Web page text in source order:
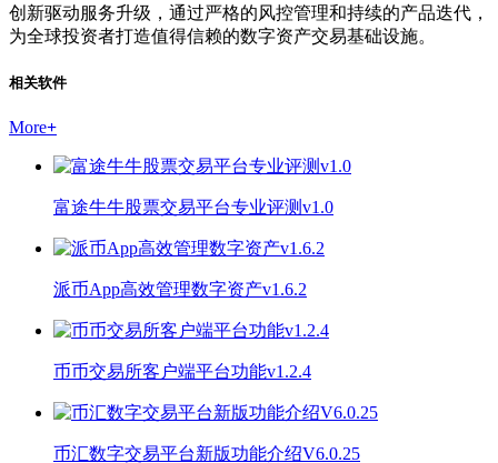
创新驱动服务升级，通过严格的风控管理和持续的产品迭代，
为全球投资者打造值得信赖的数字资产交易基础设施。
相关软件
More+
富途牛牛股票交易平台专业评测v1.0
派币App高效管理数字资产v1.6.2
币币交易所客户端平台功能v1.2.4
币汇数字交易平台新版功能介绍V6.0.25